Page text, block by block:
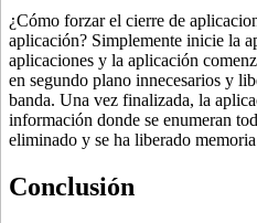
¿Cómo forzar el cierre de
aplicación? Simplemente inicie la
aplicaciones y la aplicación
en segundo plano innecesarios y
banda. Una vez finalizada, la
información donde se enumeran
eliminado y se ha liberado
Conclusión